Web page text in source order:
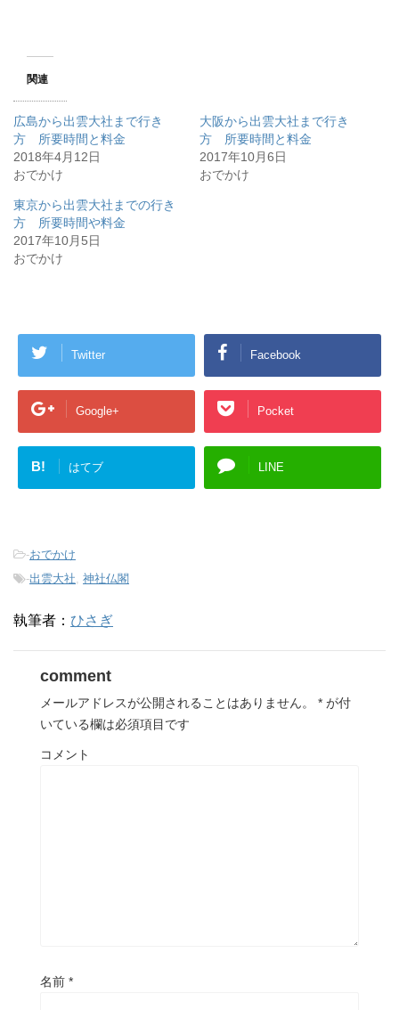
関連
広島から出雲大社まで行き
方 所要時間と料金
2018年4月12日
おでかけ
大阪から出雲大社まで行き
方 所要時間と料金
2017年10月6日
おでかけ
東京から出雲大社までの行き
方 所要時間や料金
2017年10月5日
おでかけ
Twitter Facebook
Google+ Pocket
B! はてブ LINE
-おでかけ
-出雲大社 神社仏閣
執筆者： ひさぎ
comment
メールアドレスが公開されることはありません。 * が付
いている欄は必須項目です
コメント
名前 *